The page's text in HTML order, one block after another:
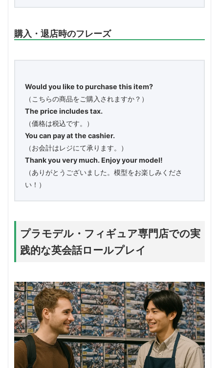
購入・退店時のフレーズ
Would you like to purchase this item?
（こちらの商品をご購入されますか？）
The price includes tax.
（価格は税込です。）
You can pay at the cashier.
（お会計はレジにて承ります。）
Thank you very much. Enjoy your model!
（ありがとうございました。模型をお楽しみくださ
い！）
プラモデル・フィギュア専門店での実
践的な英会話ロールプレイ